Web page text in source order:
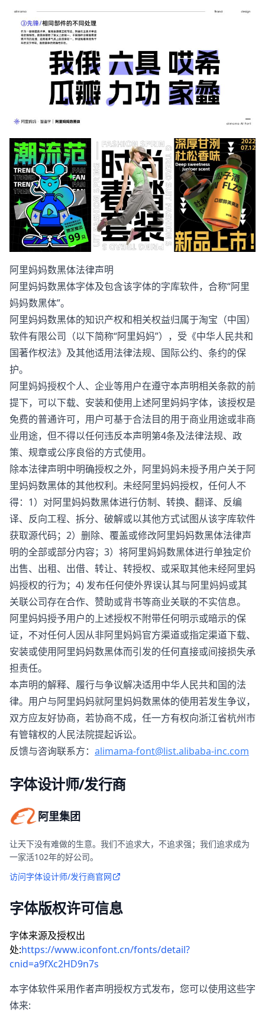
阿里妈妈数黑体法律声明
阿里妈妈数黑体字体及包含该字体的字库软件，合称“阿里
妈妈数黑体”。
阿里妈妈数黑体的知识产权和相关权益归属于淘宝（中国）
软件有限公司（以下简称“阿里妈妈”），受《中华人民共和
国著作权法》及其他适用法律法规、国际公约、条约的保
护。
阿里妈妈授权个人、企业等用户在遵守本声明相关条款的前
提下，可以下载、安装和使用上述阿里妈妈字体，该授权是
免费的普通许可，用户可基于合法目的用于商业用途或非商
业用途，但不得以任何违反本声明第4条及法律法规、政
策、规章或公序良俗的方式使用。
除本法律声明中明确授权之外，阿里妈妈未授予用户关于阿
里妈妈数黑体的其他权利。未经阿里妈妈授权，任何人不
得：1）对阿里妈妈数黑体进行仿制、转换、翻译、反编
译、反向工程、拆分、破解或以其他方式试图从该字库软件
获取源代码；2）删除、覆盖或修改阿里妈妈数黑体法律声
明的全部或部分内容；3）将阿里妈妈数黑体进行单独定价
出售、出租、出借、转让、转授权、或采取其他未经阿里妈
妈授权的行为；4) 发布任何使外界误认其与阿里妈妈或其
关联公司存在合作、赞助或背书等商业关联的不实信息。
阿里妈妈授予用户的上述授权不附带任何明示或暗示的保
证，不对任何人因从非阿里妈妈官方渠道或指定渠道下载、
安装或使用阿里妈妈数黑体而引发的任何直接或间接损失承
担责任。
本声明的解释、履行与争议解决适用中华人民共和国的法
律。用户与阿里妈妈就阿里妈妈数黑体的使用若发生争议，
双方应友好协商，若协商不成，任一方有权向浙江省杭州市
有管辖权的人民法院提起诉讼。
反馈与咨询联系方： alimama-font@list.alibaba-inc.com
字体设计师/发行商
阿里集团
让天下没有难做的生意。我们不追求大，不追求强；我们追求成为
一家活102年的好公司。
访问字体设计师/发行商官网
字体版权许可信息
字体来源及授权出
处:https://www.iconfont.cn/fonts/detail?
cnid=a9fXc2HD9n7s
本字体软件采用作者声明授权方式发布，您可以使用这些字
体来: